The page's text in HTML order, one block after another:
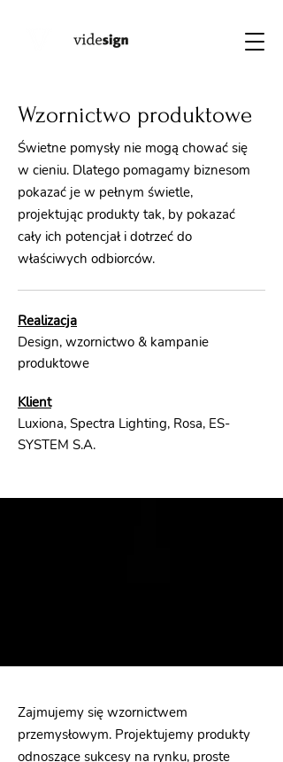
Wzornictwo produktowe
Świetne pomysły nie mogą chować się
w cieniu. Dlatego pomagamy biznesom
pokazać je w pełnym świetle,
projektując produkty tak, by pokazać
cały ich potencjał i dotrzeć do
właściwych odbiorców.
Realizacja
Design, wzornictwo & kampanie
produktowe
Klient
Luxiona, Spectra Lighting, Rosa, ES-
SYSTEM S.A.
Zajmujemy się wzornictwem
przemysłowym. Projektujemy produkty
odnoszące sukcesy na rynku, proste